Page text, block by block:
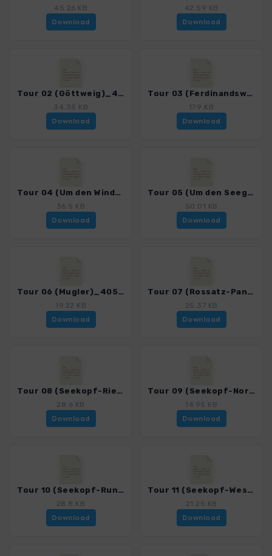
45.26 KB
Download
42.59 KB
Download
Tour 02 (Göttweig)_4050_2.gpx
34.35 KB
Download
Tour 03 (Ferdinandswarte)_4050_2.gpx
17.9 KB
Download
Tour 04 (Um den Windstallgraben)_4050_2.gpx
36.5 KB
Download
Tour 05 (Um den Seegraben)_4050_2.gpx
50.01 KB
Download
Tour 06 (Mugler)_4050_2.gpx
19.22 KB
Download
Tour 07 (Rossatz-Panoramaweg)_4050_2.gpx
25.37 KB
Download
Tour 08 (Seekopf-Ries-Meurer)_4050_2.gpx
28.6 KB
Download
Tour 09 (Seekopf-Nordrücken)_4050_2.gpx
14.95 KB
Download
Tour 10 (Seekopf-Runde)_4050_2.gpx
28.8 KB
Download
Tour 11 (Seekopf-Westrücken)_4050_2.gpx
21.25 KB
Download